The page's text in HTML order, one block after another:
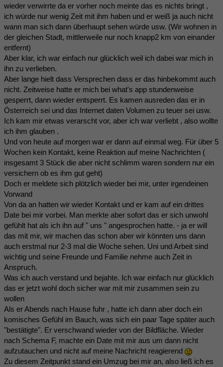
wieder verwirrte da er vorher noch meinte das es nichts bringt ,
ich würde nur wenig Zeit mit ihm haben und er weiß ja auch nicht
wann man sich dann überhaupt sehen würde usw. (Wir wohnen in
der gleichen Stadt, mittlerweile nur noch knapp2 km von einander
entfernt)
Aber klar, ich war einfach nur glücklich weil ich dabei war mich in
ihn zu verlieben.
Aber lange hielt dass Versprechen dass er das hinbekommt auch
nicht. Zeitweise hatte er mich bei what's app stundenweise
gesperrt, dann wieder entsperrt. Es kamen ausreden das er in
Österreich sei und das Internet daten Volumen zu teuer sei usw.
Ich kam mir etwas verarscht vor, aber ich war verliebt , also wollte
ich ihm glauben .
Und von heute auf morgen war er dann auf einmal weg. Für über 5
Wochen kein Kontakt, keine Reaktion auf meine Nachrichten (
insgesamt 3 Stück die aber nicht schlimm waren sondern nur ein
versichern ob es ihm gut geht)
Doch er meldete sich plötzlich wieder bei mir, unter irgendeinen
Vorwand
Von da an hatten wir wieder Kontakt und er kam auf ein drittes
Date bei mir vorbei. Man merkte aber sofort das er sich unwohl
gefühlt hat als ich ihn auf " uns " angesprochen hatte. - ja er will
das mit mir, wir machen das schon aber wir könnten uns dann
auch erstmal nur 2-3 mal die Woche sehen. Uni und Arbeit sind
wichtig und seine Freunde und Familie nehme auch Zeit in
Anspruch.
Was ich auch verstand und bejahte. Ich war einfach nur glücklich
das er jetzt wohl doch sicher war mit mir zusammen sein zu
wollen
Als er Abends nach Hause fuhr , hatte ich dann aber doch ein
komisches Gefühl im Bauch, was sich ein paar Tage später auch
"bestätigte". Er verschwand wieder von der Bildfläche. Wieder
nach Schema F, machte ein Date mit mir aus um dann nicht
aufzutauchen und nicht auf meine Nachricht reagierend
Zu diesem Zeitpunkt stand ein Umzug bei mir an, also ließ ich es